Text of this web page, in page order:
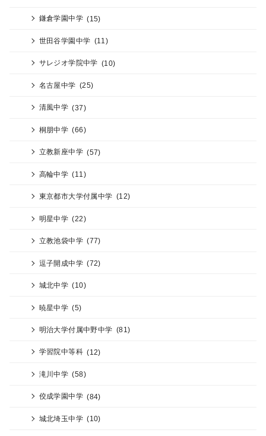
鎌倉学園中学 (15)
世田谷学園中学 (11)
サレジオ学院中学 (10)
名古屋中学 (25)
清風中学 (37)
桐朋中学 (66)
立教新座中学 (57)
高輪中学 (11)
東京都市大学付属中学 (12)
明星中学 (22)
立教池袋中学 (77)
逗子開成中学 (72)
城北中学 (10)
暁星中学 (5)
明治大学付属中野中学 (81)
学習院中等科 (12)
滝川中学 (58)
佼成学園中学 (84)
城北埼玉中学 (10)